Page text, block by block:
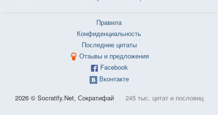
Правила
Конфиденциальность
Последние цитаты
Отзывы и предложения
Facebook
Вконтакте
2026 © Socratify.Net, Сократифай 245 тыс. цитат и пословиц